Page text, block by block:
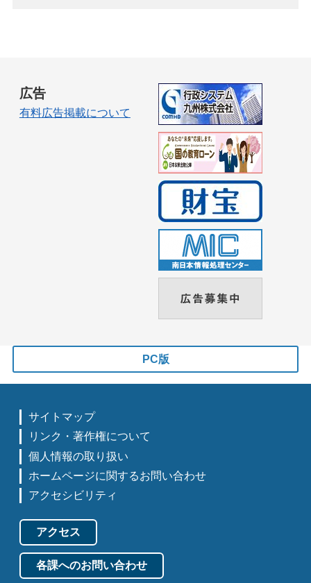
広告
有料広告掲載について
PC版
サイトマップ
リンク・著作権について
個人情報の取り扱い
ホームページに関するお問い合わせ
アクセシビリティ
アクセス
各課へのお問い合わせ